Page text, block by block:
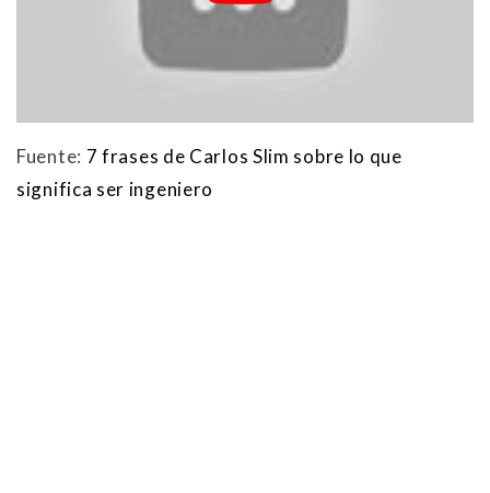
Fuente: 7 frases de Carlos Slim sobre lo que
significa ser ingeniero